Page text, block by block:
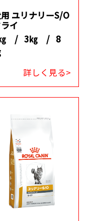
ユリナリーS/O
ライ
/ 3㎏ / 8
詳しく見る>